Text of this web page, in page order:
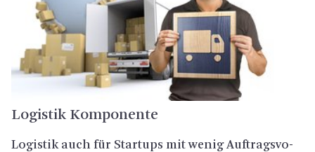
Lo­gis­tik Kom­po­nen­te
Lo­gis­tik auch für Star­tups mit wenig Auf­trags­vo­